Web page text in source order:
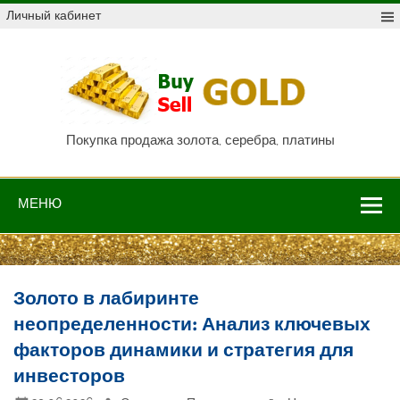
Skip
toЛичный кабинет
Покупка продажа золота, серебра, платины
МЕНЮ
Золото в лабиринте
неопределенности: Анализ ключевых
факторов динамики и стратегия для
инвесторов